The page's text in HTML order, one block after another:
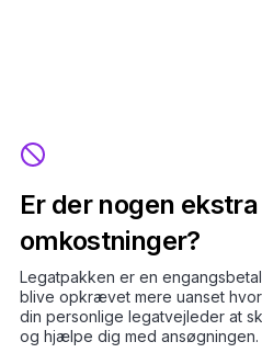
Er der nogen ekstra
omkostninger?
Legatpakken er en
blive opkrævet mere uanset
din personlige legatvejleder at
og hjælpe dig med ansøgningen.